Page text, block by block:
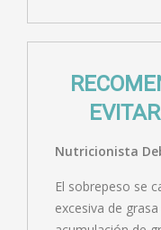
Nutricionista
El sobrepeso se
excesiva de